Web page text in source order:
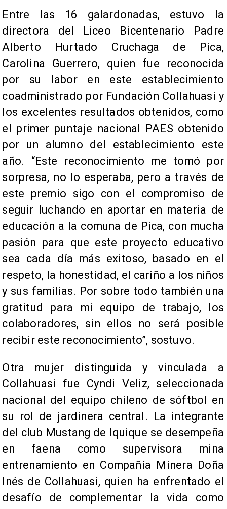
Entre las 16 galardonadas, estuvo la
directora del Liceo Bicentenario Padre
Alberto Hurtado Cruchaga de Pica,
Carolina Guerrero, quien fue reconocida
por su labor en este establecimiento
coadministrado por Fundación Collahuasi y
los excelentes resultados obtenidos, como
el primer puntaje nacional PAES obtenido
por un alumno del establecimiento este
año. “Este reconocimiento me tomó por
sorpresa, no lo esperaba, pero a través de
este premio sigo con el compromiso de
seguir luchando en aportar en materia de
educación a la comuna de Pica, con mucha
pasión para que este proyecto educativo
sea cada día más exitoso, basado en el
respeto, la honestidad, el cariño a los niños
y sus familias. Por sobre todo también una
gratitud para mi equipo de trabajo, los
colaboradores, sin ellos no será posible
recibir este reconocimiento”, sostuvo.
Otra mujer distinguida y vinculada a
Collahuasi fue Cyndi Veliz, seleccionada
nacional del equipo chileno de sóftbol en
su rol de jardinera central. La integrante
del club Mustang de Iquique se desempeña
en faena como supervisora mina
entrenamiento en Compañía Minera Doña
Inés de Collahuasi, quien ha enfrentado el
desafío de complementar la vida como